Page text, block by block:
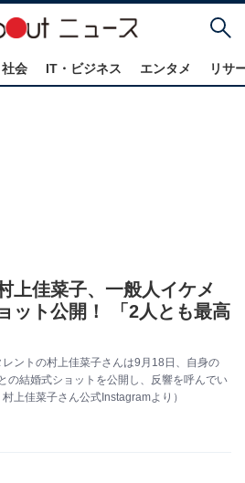
社会 IT・ビジネス エンタメ リサ
上佳菜子、一般人イケメ
ット公開！ 「2人とも最高
ントの村上佳菜子さんは9月18日、自身の
の結婚式ショットを公開し、反響を呼んでい
上佳菜子さん公式Instagramより）